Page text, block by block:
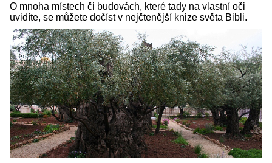
O mnoha místech či budovách, které tady na vlastní oči
uvidíte, se můžete dočíst v nejčtenější knize světa Bibli.